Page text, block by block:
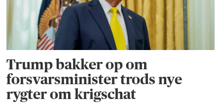
Trump bakker op om
forsvarsminister trods nye
rygter om krigschat